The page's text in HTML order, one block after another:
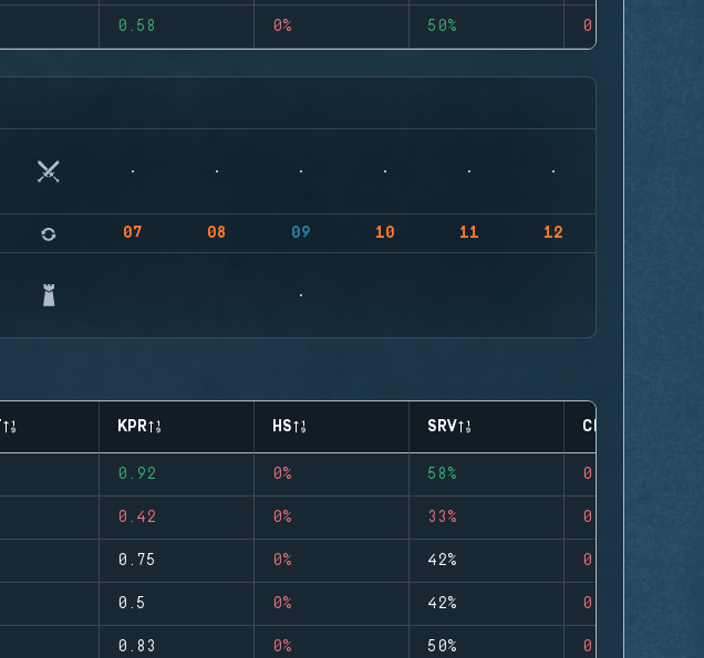
0.58 0% 50% 0
07 08 09 10 11 12
KPR HS SRV CLUTCHES
0.92 0% 58% 0
0.42 0% 33% 0
0.75 0% 42% 0
0.5 0% 42% 0
0.83 0% 50% 0